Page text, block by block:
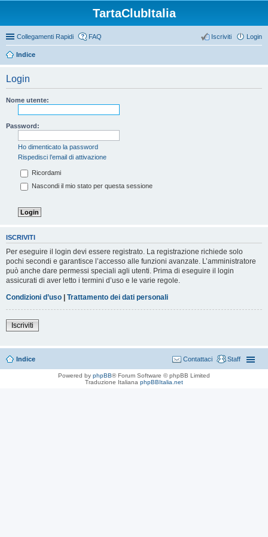
TartaClubItalia
Collegamenti Rapidi FAQ Login
Iscriviti
Indice
Login
Nome utente:
Password:
Ho dimenticato la password
Rispedisci l’email di attivazione
Ricordami
Nascondi il mio stato per questa sessione
ISCRIVITI
Per eseguire il login devi essere registrato. La registrazione richiede solo
pochi secondi e garantisce l’accesso alle funzioni avanzate. L’amministratore
può anche dare permessi speciali agli utenti. Prima di eseguire il login
assicurati di aver letto i termini d’uso e le varie regole.
Condizioni d’uso | Trattamento dei dati personali
Iscriviti
Indice Staff
Contattaci
Powered by phpBB® Forum Software © phpBB Limited
Traduzione Italiana phpBBItalia.net